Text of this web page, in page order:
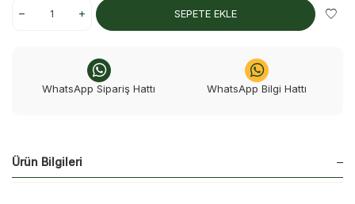
SEPETE EKLE
WhatsApp Sipariş Hattı WhatsApp Bilgi Hattı
Ürün Bilgileri